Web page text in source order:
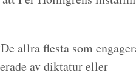
allra flesta som
av diktatur eller